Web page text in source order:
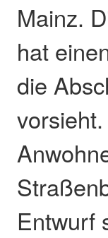
Mainz.
hat
die
Entwurf